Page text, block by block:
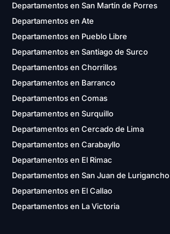
Departamentos en San Martín de Porres
Departamentos en Ate
Departamentos en Pueblo Libre
Departamentos en Santiago de Surco
Departamentos en Chorrillos
Departamentos en Barranco
Departamentos en Comas
Departamentos en Surquillo
Departamentos en Cercado de Lima
Departamentos en Carabayllo
Departamentos en El Rimac
Departamentos en San Juan de Lurigancho
Departamentos en El Callao
Departamentos en La Victoria